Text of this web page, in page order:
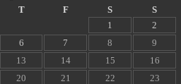
T F S
S
1
2
6 7 8
9
13 14 15
16
20 21 22
23